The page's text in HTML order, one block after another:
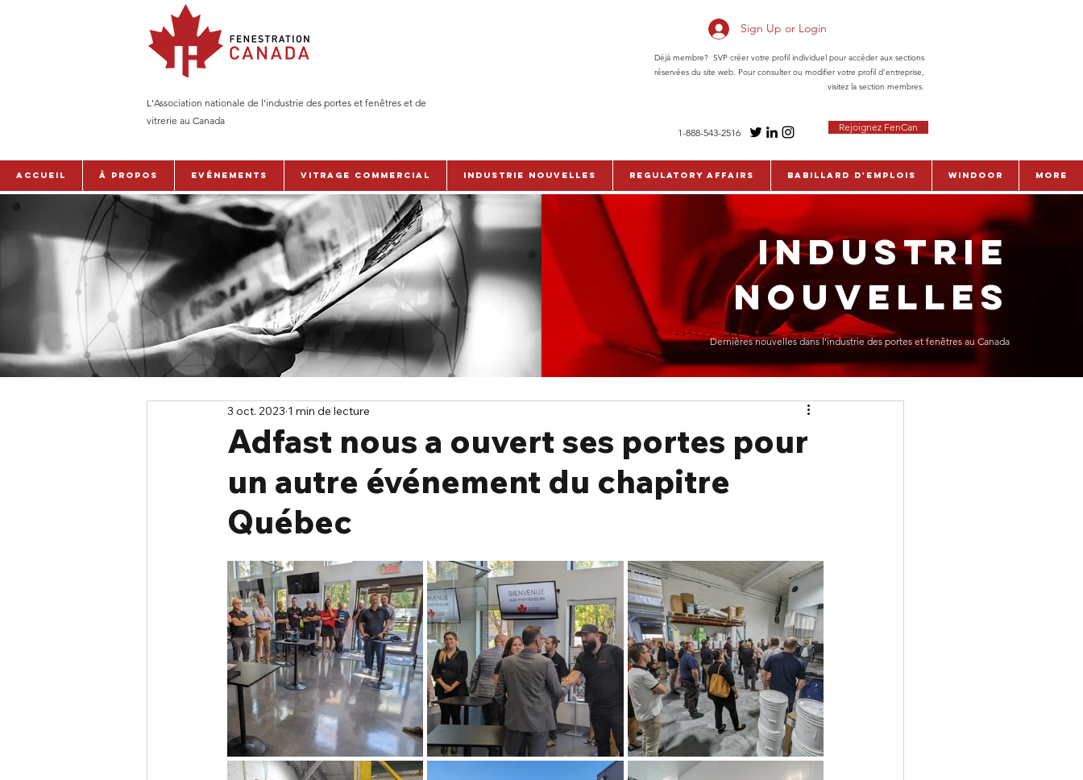
L'Association nationale de l'industrie des portes et fenêtres et de
vitrerie au Canada
Sign Up or Login
Déjà membre? SVP créer votre profil individuel pour accéder aux sections
réservées du site web. Pour consulter ou modifier votre profil d'entreprise,
visitez la section membres.
1-888-543-2516 Rejoignez FenCan
Accueil À PROPOS Evénements Vitrage commercial Industrie Nouvelles Regulatory Affairs Babillard d'emplois WinDoor More
INDUSTRIE
NOUVELLES
Dernières nouvelles dans l'industrie des portes et fenêtres au Canada
Adfast nous a ouvert ses portes pour
un autre événement du chapitre
Québec
3 oct. 2023 1 min de lecture